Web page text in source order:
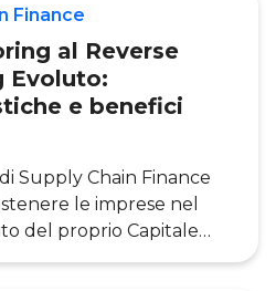
Finance
al Reverse
Evoluto:
e benefici
Supply Chain Finance
le imprese nel
del proprio Capitale
ormai numerose e fra